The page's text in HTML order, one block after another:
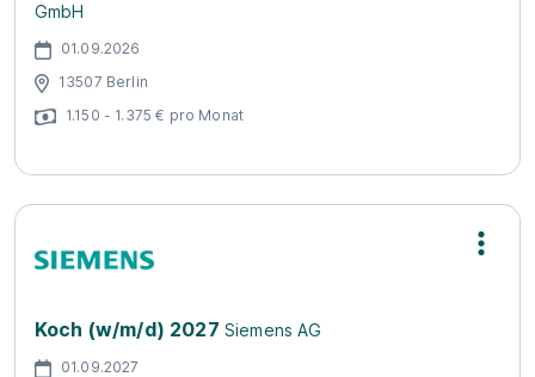
GmbH
01.09.2026
13507 Berlin
1.150 - 1.375 € pro Monat
Koch (w/m/d) 2027 Siemens AG
01.09.2027